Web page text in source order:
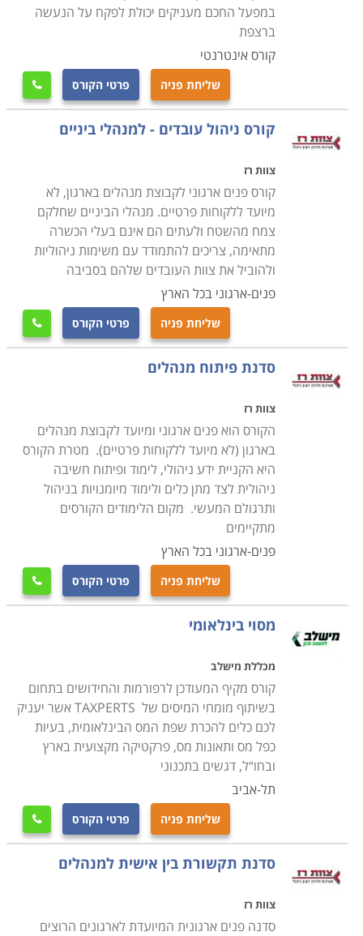
במפעל החכם מעניקים יכולת לפקח על הנעשה
ברצפת
קורס אינטרנטי
שליחת פניה פרטי הקורס 
קורס ניהול עובדים - למנהלי ביניים
צוות רז
קורס פנים ארגוני לקבוצת מנהלים בארגון, לא
מיועד ללקוחות פרטיים. מנהלי הביניים שחלקם
צמח מהשטח ולעתים הם אינם בעלי הכשרה
מתאימה, צריכים להתמודד עם משימות ניהוליות
ולהוביל את צוות העובדים שלהם בסביבה
פנים-ארגוני בכל הארץ
שליחת פניה פרטי הקורס 
סדנת פיתוח מנהלים
צוות רז
הקורס הוא פנים ארגוני ומיועד לקבוצת מנהלים
בארגון (לא מיועד ללקוחות פרטיים). מטרת הקורס
היא הקניית ידע ניהולי, לימוד ופיתוח חשיבה
ניהולית לצד מתן כלים ולימוד מיומנויות בניהול
ותרגולם המעשי. מקום הלימודים הקורסים
מתקיימים
פנים-ארגוני בכל הארץ
שליחת פניה פרטי הקורס 
מסוי בינלאומי
מכללת מישלב
קורס מקיף המעודכן לרפורמות והחידושים בתחום
בשיתוף מומחי המיסים של TAXPERTS אשר יעניק
לכם כלים להכרת שפת המס הבינלאומית, בעיות
כפל מס ותאונות מס, פרקטיקה מקצועית בארץ
ובחו“ל, דגשים בתכנוני
תל-אביב
שליחת פניה פרטי הקורס 
סדנת תקשורת בין אישית למנהלים
צוות רז
סדנה פנים ארגונית המיועדת לארגונים הרוצים